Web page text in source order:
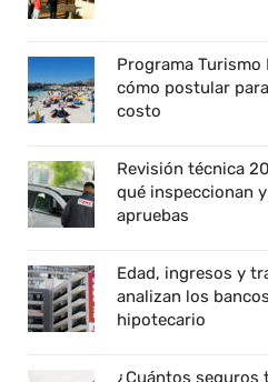
Programa
cómo postular
costo
Revisión técnica
qué inspeccionan
apruebas
Edad, ingresos y
analizan los
hipotecario
¿Cuántos seguros